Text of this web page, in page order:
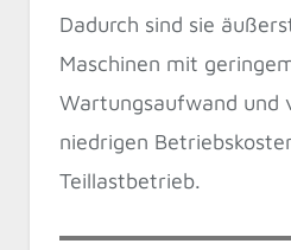
Dadurch sind sie
Maschinen mit
Wartungsaufwand und
niedrigen
Teillastbetrieb.